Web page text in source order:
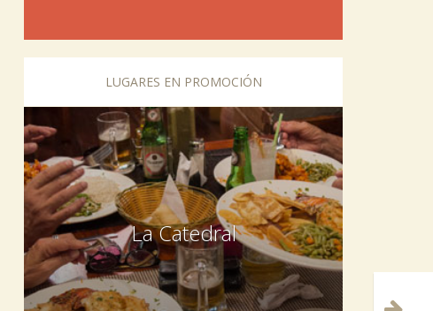
LUGARES EN PROMOCIÓN
La Catedral
Previous